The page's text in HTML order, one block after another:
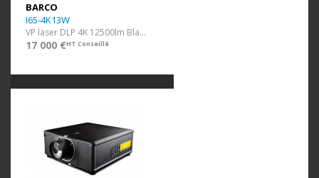
BARCO
I65-4K13W
VP laser DLP 4K 12500lm Blanc ss optique
17 000 €HT Conseillé